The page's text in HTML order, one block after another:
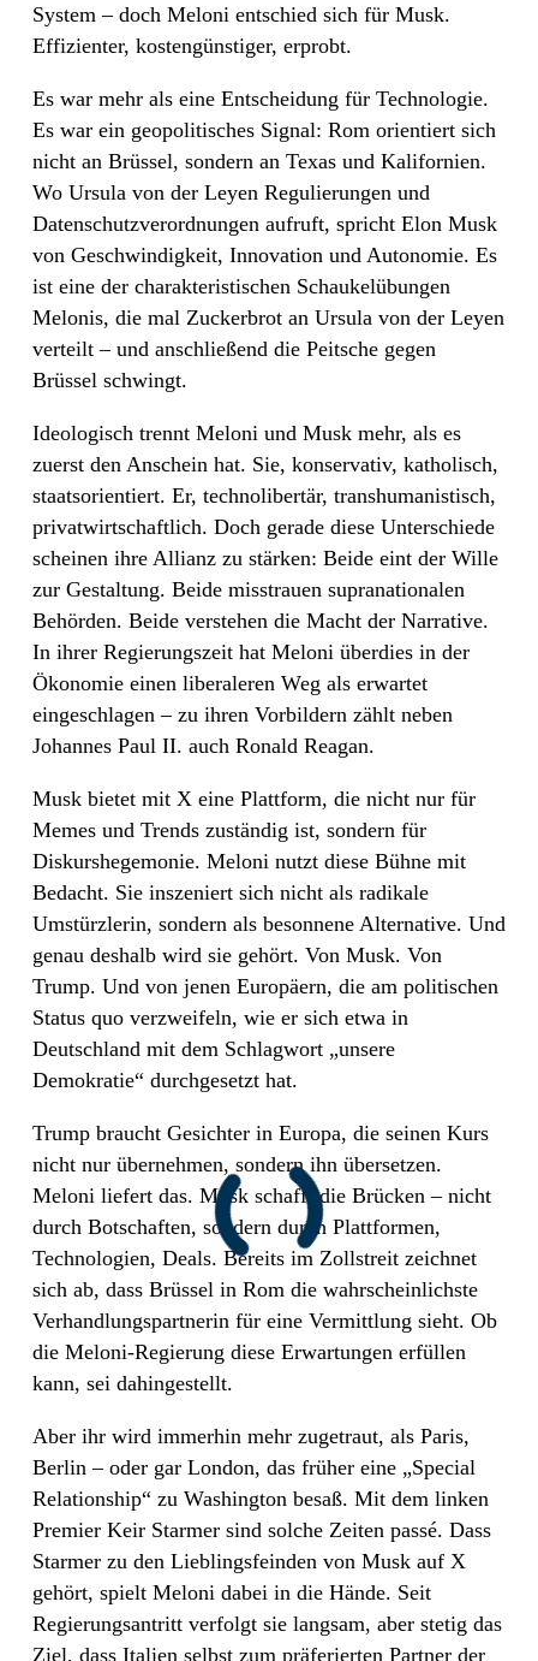
System – doch Meloni entschied sich für Musk.
Effizienter, kostengünstiger, erprobt.
Es war mehr als eine Entscheidung für Technologie.
Es war ein geopolitisches Signal: Rom orientiert sich
nicht an Brüssel, sondern an Texas und Kalifornien.
Wo Ursula von der Leyen Regulierungen und
Datenschutzverordnungen aufruft, spricht Elon Musk
von Geschwindigkeit, Innovation und Autonomie. Es
ist eine der charakteristischen Schaukelübungen
Melonis, die mal Zuckerbrot an Ursula von der Leyen
verteilt – und anschließend die Peitsche gegen
Brüssel schwingt.
Ideologisch trennt Meloni und Musk mehr, als es
zuerst den Anschein hat. Sie, konservativ, katholisch,
staatsorientiert. Er, technolibertär, transhumanistisch,
privatwirtschaftlich. Doch gerade diese Unterschiede
scheinen ihre Allianz zu stärken: Beide eint der Wille
zur Gestaltung. Beide misstrauen supranationalen
Behörden. Beide verstehen die Macht der Narrative.
In ihrer Regierungszeit hat Meloni überdies in der
Ökonomie einen liberaleren Weg als erwartet
eingeschlagen – zu ihren Vorbildern zählt neben
Johannes Paul II. auch Ronald Reagan.
Musk bietet mit X eine Plattform, die nicht nur für
Memes und Trends zuständig ist, sondern für
Diskurshegemonie. Meloni nutzt diese Bühne mit
Bedacht. Sie inszeniert sich nicht als radikale
Umstürzlerin, sondern als besonnene Alternative. Und
genau deshalb wird sie gehört. Von Musk. Von
Trump. Und von jenen Europäern, die am politischen
Status quo verzweifeln, wie er sich etwa in
Deutschland mit dem Schlagwort „unsere
Demokratie“ durchgesetzt hat.
Trump braucht Gesichter in Europa, die seinen Kurs
nicht nur übernehmen, sondern ihn übersetzen.
Meloni liefert das. Musk schafft die Brücken – nicht
durch Botschaften, sondern durch Plattformen,
Technologien, Deals. Bereits im Zollstreit zeichnet
sich ab, dass Brüssel in Rom die wahrscheinlichste
Verhandlungspartnerin für eine Vermittlung sieht. Ob
die Meloni-Regierung diese Erwartungen erfüllen
kann, sei dahingestellt.
Aber ihr wird immerhin mehr zugetraut, als Paris,
Berlin – oder gar London, das früher eine „Special
Relationship“ zu Washington besaß. Mit dem linken
Premier Keir Starmer sind solche Zeiten passé. Dass
Starmer zu den Lieblingsfeinden von Musk auf X
gehört, spielt Meloni dabei in die Hände. Seit
Regierungsantritt verfolgt sie langsam, aber stetig das
Ziel, dass Italien selbst zum präferierten Partner der